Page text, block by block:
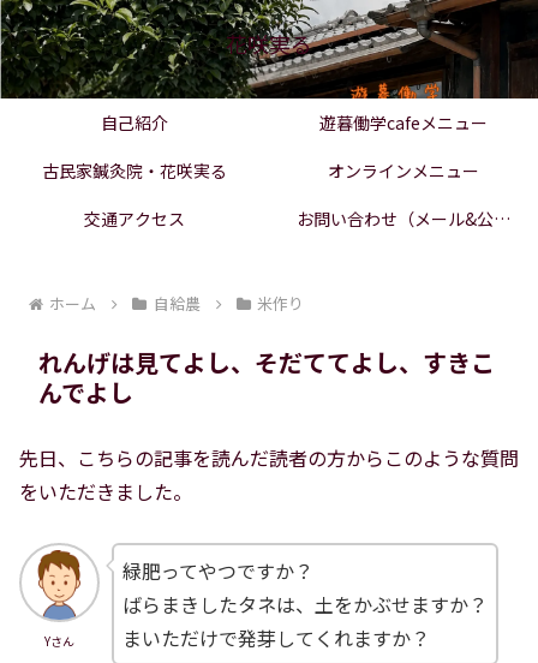
花咲実る
自己紹介
遊暮働学cafeメニュー
古民家鍼灸院・花咲実る
オンラインメニュー
交通アクセス
お問い合わせ（メール&公式
ホーム 自給農 米作り
れんげは見てよし、そだててよし、すきこ
んでよし
先日、こちらの記事を読んだ読者の方からこのような質問
をいただきました。
Yさん
緑肥ってやつですか？
ばらまきしたタネは、土をかぶせますか？
まいただけで発芽してくれますか？